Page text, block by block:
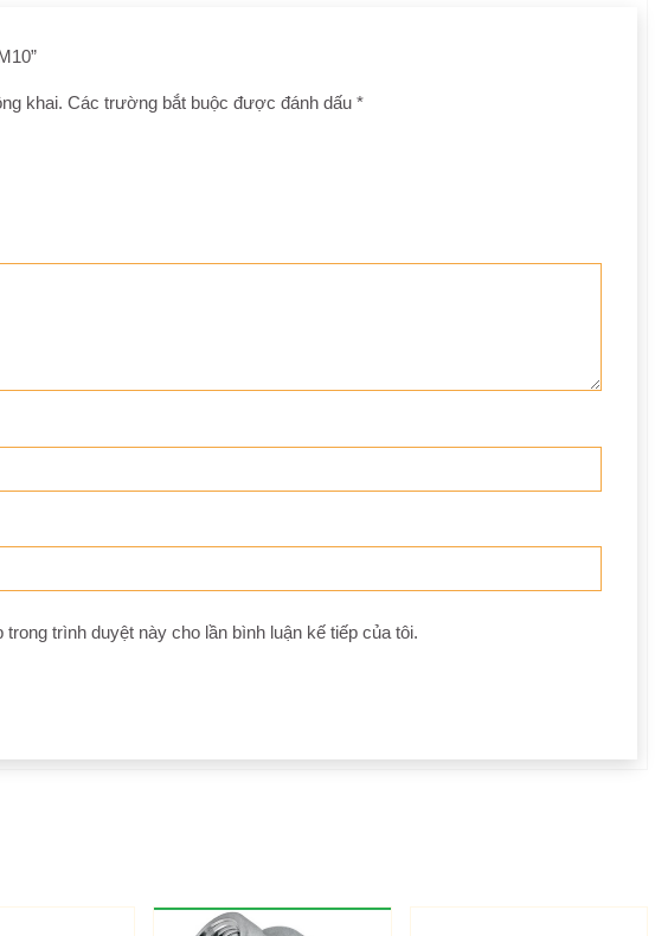
khai. Các trường bắt buộc được đánh dấu *
trình duyệt này cho lần bình luận kế tiếp của tôi.